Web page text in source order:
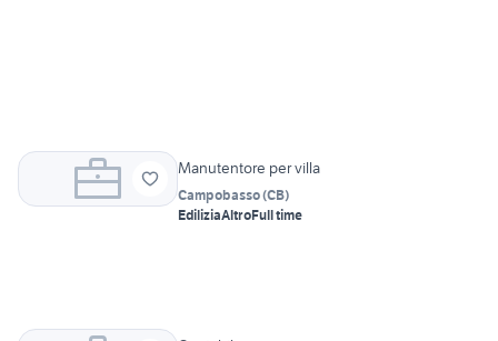
Manutentore per villa
Campobasso(CB)
EdiliziaAltroFull time